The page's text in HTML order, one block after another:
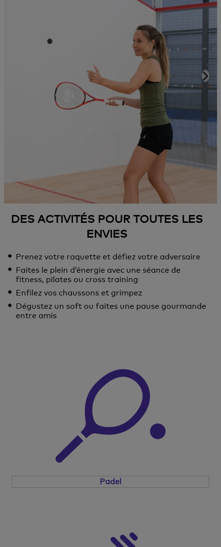
DES ACTIVITÉS POUR TOUTES LES
ENVIES
Prenez votre raquette et défiez votre adversaire
Faites le plein d’énergie avec une séance de
fitness, pilates ou cross training
Enfilez vos chaussons et grimpez
Dégustez un soft ou faites une pause gourmande
entre amis
Padel